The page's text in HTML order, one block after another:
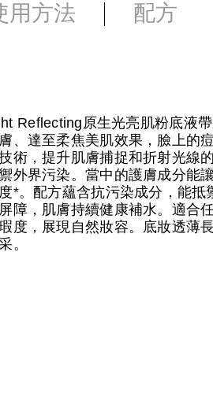
用方法 配方
Reflecting原生光亮肌粉底液
、達至柔焦美肌效果，臉上的
術，提升肌膚捕捉和折射光線
外界污染。當中的護膚成分能
*。配方蘊含抗污染成分，能抵
障，肌膚持續健康補水。適合
度，展現自然妝容。底妝透薄
。